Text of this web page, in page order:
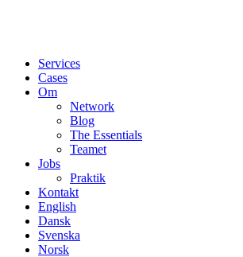
Services
Cases
Om
Network
Blog
The Essentials
Teamet
Jobs
Praktik
Kontakt
English
Dansk
Svenska
Norsk